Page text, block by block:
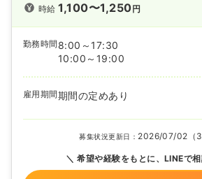
時給1,100〜1,250円
勤務時間 8:00～17:30
10:00～19:00
雇用期間期間の定めあり
募集状況更新日： 2026/07/02（
希望や経験をもとに、LINEで